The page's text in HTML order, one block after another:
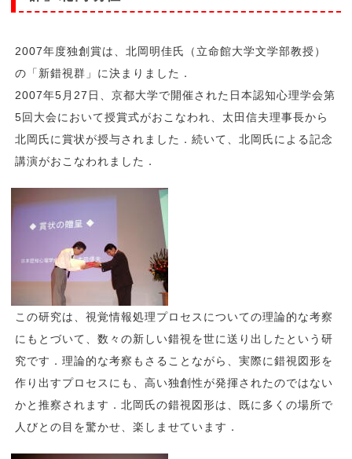
2007年度独創賞は、北岡明佳氏（立命館大学文学部教授）
の「新錯視群」に決まりました．
2007年5月27日、京都大学で開催された日本認知心理学会第
5回大会において授賞式がおこなわれ、太田信夫理事長から
北岡氏に賞状が授与されました．続いて、北岡氏による記念
講演がおこなわれました．
この研究は、視覚情報処理プロセスについての理論的な考察
にもとづいて、数々の新しい錯視を世に送り出したという研
究です．理論的な考察もさることながら、実際に錯視図形を
作り出すプロセスにも、高い独創性が発揮されたのではない
かと推察されます．北岡氏の錯視図形は、既に多くの場所で
人びとの目を驚かせ、楽しませています．